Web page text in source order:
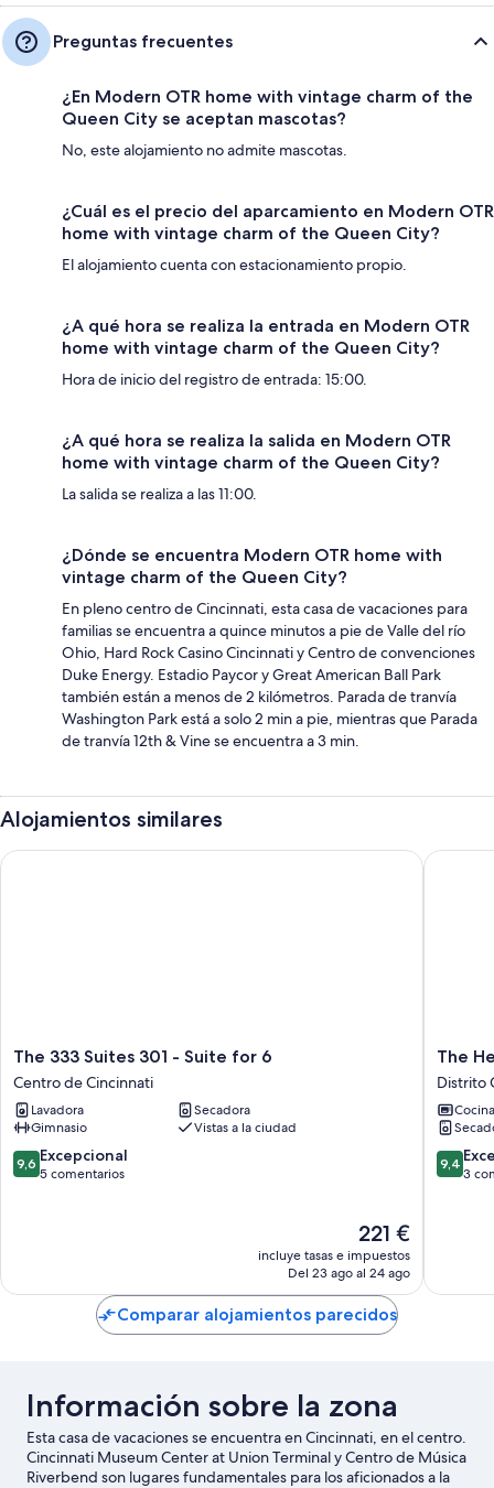
Preguntas frecuentes
¿En Modern OTR home with vintage charm of the
Queen City se aceptan mascotas?
No, este alojamiento no admite mascotas.
¿Cuál es el precio del aparcamiento en Modern OTR
home with vintage charm of the Queen City?
El alojamiento cuenta con estacionamiento propio.
¿A qué hora se realiza la entrada en Modern OTR
home with vintage charm of the Queen City?
Hora de inicio del registro de entrada: 15:00.
¿A qué hora se realiza la salida en Modern OTR
home with vintage charm of the Queen City?
La salida se realiza a las 11:00.
¿Dónde se encuentra Modern OTR home with
vintage charm of the Queen City?
En pleno centro de Cincinnati, esta casa de vacaciones para
familias se encuentra a quince minutos a pie de Valle del río
Ohio, Hard Rock Casino Cincinnati y Centro de convenciones
Duke Energy. Estadio Paycor y Great American Ball Park
también están a menos de 2 kilómetros. Parada de tranvía
Washington Park está a solo 2 min a pie, mientras que Parada
de tranvía 12th & Vine se encuentra a 3 min.
Alojamientos similares
The
333
Suites
301
-
Suite
for
The 333 Suites 301 - Suite for 6
Centro de Cincinnati
Lavadora
Secadora
Gimnasio
Vistas a la ciudad
9.6
sobre
9,6 Excepcional
5 comentarios
El
precio
actual
de
221 €
221 €
incluye tasas e impuestos
Del 23 ago al 24 ago
The 333 Suites 301 - Suite for 6
The
Heart
of
Madison
2
Distrito
Central
The
Distrito
Cocina
9.4
sobre
9,4
3
The
Comparar alojamientos parecidos
Información sobre la zona
Esta casa de vacaciones se encuentra en Cincinnati, en el centro.
Cincinnati Museum Center at Union Terminal y Centro de Música
Riverbend son lugares fundamentales para los aficionados a la